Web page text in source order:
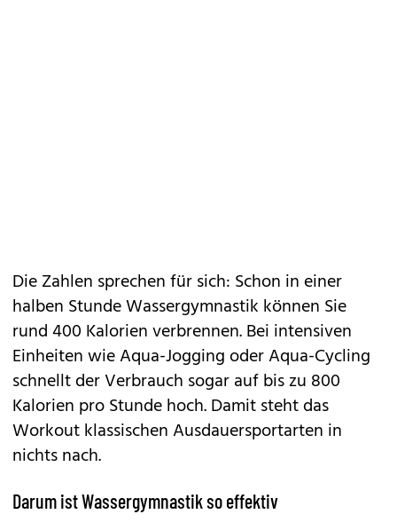
Die Zahlen sprechen für sich: Schon in einer
halben Stunde Wassergymnastik können Sie
rund 400 Kalorien verbrennen. Bei intensiven
Einheiten wie Aqua-Jogging oder Aqua-Cycling
schnellt der Verbrauch sogar auf bis zu 800
Kalorien pro Stunde hoch. Damit steht das
Workout klassischen Ausdauersportarten in
nichts nach.
Darum ist Wassergymnastik so effektiv